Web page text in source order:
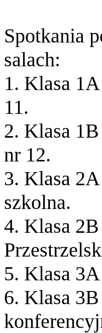
Spotkania
salach:
1. Klasa
11.
2. Klasa
nr 12.
3. Klasa
szkolna.
4. Klasa
5. Klasa
6. Klasa